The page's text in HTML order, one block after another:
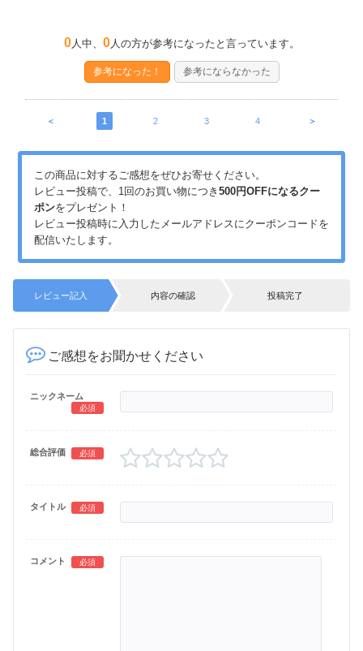
0人中、 0人の方が参考になったと言っています。
参考になった！ 参考にならなかった
＜ 1 2 3 4 ＞
この商品に対するご感想をぜひお寄せください。
レビュー投稿で、1回のお買い物につき 500円OFFになるクー
ポンをプレゼント！
レビュー投稿時に入力したメールアドレスにクーポンコードを
配信いたします。
レビュー記入 内容の確認 投稿完了
ご感想をお聞かせください
ニックネーム
必須
総合評価 必須
タイトル 必須
コメント 必須